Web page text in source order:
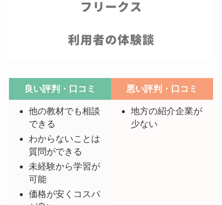
良い評判・口コミ 悪い評判・口コミ
他の教材でも相談
できる
わからないことは
質問ができる
未経験から学習が
可能
価格が安くコスパ
地方の紹介企業が
少ない